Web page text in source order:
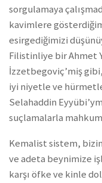
sorgulamaya
kavimlere
esirgediğimizi
Filistinliye bir Ahmet
İzzetbegoviç’miş
iyi niyetle ve
Selahaddin
suçlamalarla
Kemalist sistem,
ve adeta beynimize
karşı öfke ve kinle